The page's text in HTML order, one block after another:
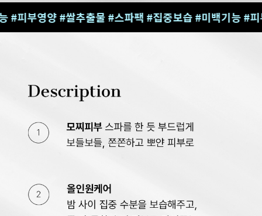
#쌀추출물 #스파팩 #집중보습 #미백기능 #피부영양